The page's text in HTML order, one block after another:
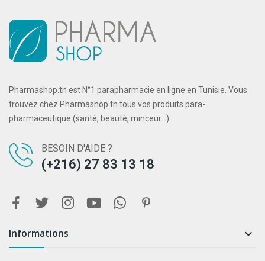
Pharmashop.tn est N°1 parapharmacie en ligne en Tunisie. Vous
trouvez chez Pharmashop.tn tous vos produits para-
pharmaceutique (santé, beauté, minceur...)
BESOIN D'AIDE ?
(+216) 27 83 13 18
Informations 